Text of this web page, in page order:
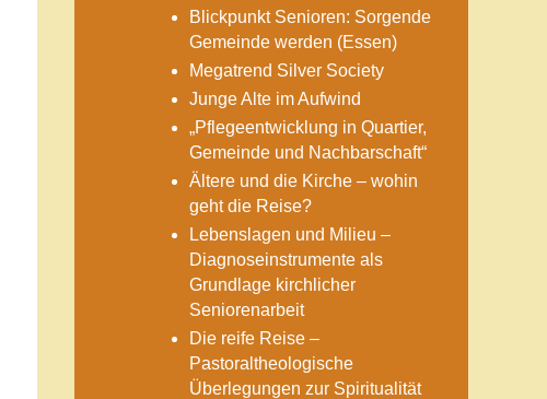
Blickpunkt Senioren: Sorgende
Gemeinde werden (Essen)
Megatrend Silver Society
Junge Alte im Aufwind
„Pflegeentwicklung in Quartier,
Gemeinde und Nachbarschaft“
Ältere und die Kirche – wohin
geht die Reise?
Lebenslagen und Milieu –
Diagnoseinstrumente als
Grundlage kirchlicher
Seniorenarbeit
Die reife Reise –
Pastoraltheologische
Überlegungen zur Spiritualität